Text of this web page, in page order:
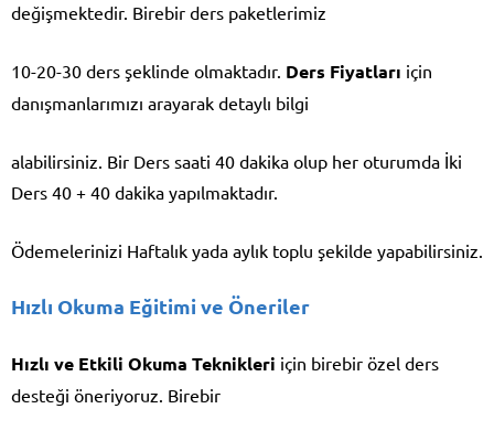
değişmektedir. Birebir ders paketlerimiz
10-20-30 ders şeklinde olmaktadır. Ders Fiyatları için
danışmanlarımızı arayarak detaylı bilgi
alabilirsiniz. Bir Ders saati 40 dakika olup her oturumda İki
Ders 40 + 40 dakika yapılmaktadır.
Ödemelerinizi Haftalık yada aylık toplu şekilde yapabilirsiniz.
Hızlı Okuma Eğitimi ve Öneriler
Hızlı ve Etkili Okuma Teknikleri için birebir özel ders
desteği öneriyoruz. Birebir